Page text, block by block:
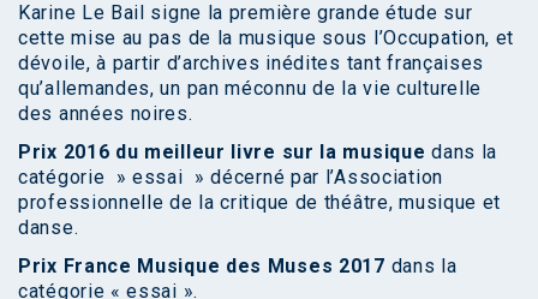
Karine Le Bail signe la première grande étude sur
cette mise au pas de la musique sous l’Occupation, et
dévoile, à partir d’archives inédites tant françaises
qu’allemandes, un pan méconnu de la vie culturelle
des années noires.
Prix 2016 du meilleur livre sur la musique dans la
catégorie » essai » décerné par l’Association
professionnelle de la critique de théâtre, musique et
danse.
Prix France Musique des Muses 2017 dans la
catégorie « essai ».